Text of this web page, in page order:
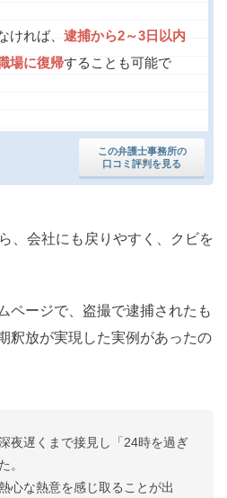
この弁護士事務所の
口コミ評判を見る
ければ、 逮捕から2～3日以内
場に復帰することも可能で
、会社にも戻りやすく、クビを
ページで、盗撮で逮捕されたも
釈放が実現した実例があったの
夜遅くまで接見し「24時を過ぎ
。
心な熱意を感じ取ることが出